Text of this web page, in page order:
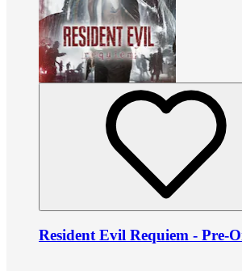
Resident Evil Requiem - Pre-